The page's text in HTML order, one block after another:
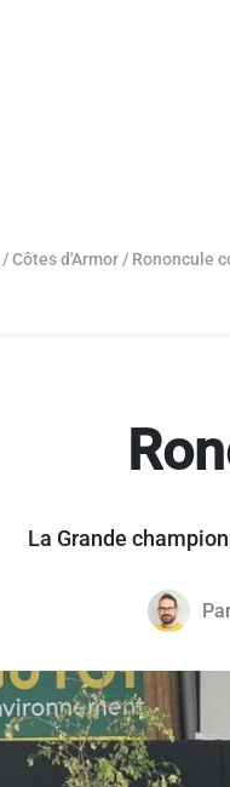
/Côtes d'Armor / Rononcule
La Grande